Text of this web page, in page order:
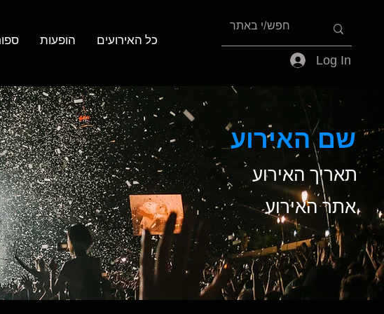
כל האירועים הופעות
Log In
שם האירוע
תאריך האירוע
אתר האירוע